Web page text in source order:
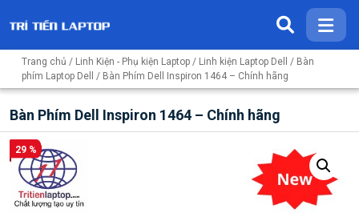
Trang chủ / Linh Kiện - Phụ kiện Laptop / Linh kiện Laptop Dell / Bàn
phím Laptop Dell
/ Bàn Phím Dell Inspiron 1464 – Chính hãng
Bàn Phím Dell Inspiron 1464 – Chính hãng
29 %